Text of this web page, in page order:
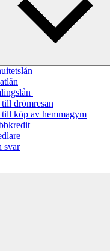
drömresan
köp av hemmagym
svar